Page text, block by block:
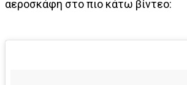
αεροσκάφη στο πιο κάτω βίντεο: